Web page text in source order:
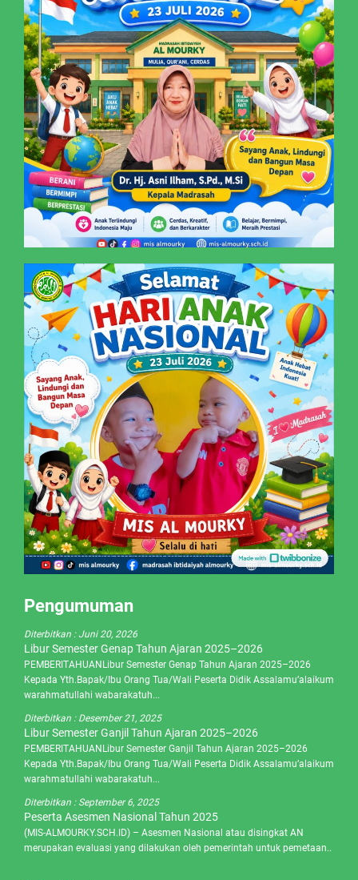
Pengumuman
Diterbitkan :Juni 20, 2026
Libur Semester Genap Tahun Ajaran 2025–2026
PEMBERITAHUANLibur Semester Genap Tahun Ajaran 2025–2026
Kepada Yth.Bapak/Ibu Orang Tua/Wali Peserta Didik Assalamu’alaikum
warahmatullahi wabarakatuh...
Diterbitkan : Desember 21, 2025
Libur Semester Ganjil Tahun Ajaran 2025–2026
PEMBERITAHUANLibur Semester Ganjil Tahun Ajaran 2025–2026
Kepada Yth.Bapak/Ibu Orang Tua/Wali Peserta Didik Assalamu’alaikum
warahmatullahi wabarakatuh...
Diterbitkan : September 6, 2025
Peserta Asesmen Nasional Tahun 2025
(MIS-ALMOURKY.SCH.ID) – Asesmen Nasional atau disingkat AN
merupakan evaluasi yang dilakukan oleh pemerintah untuk pemetaan..